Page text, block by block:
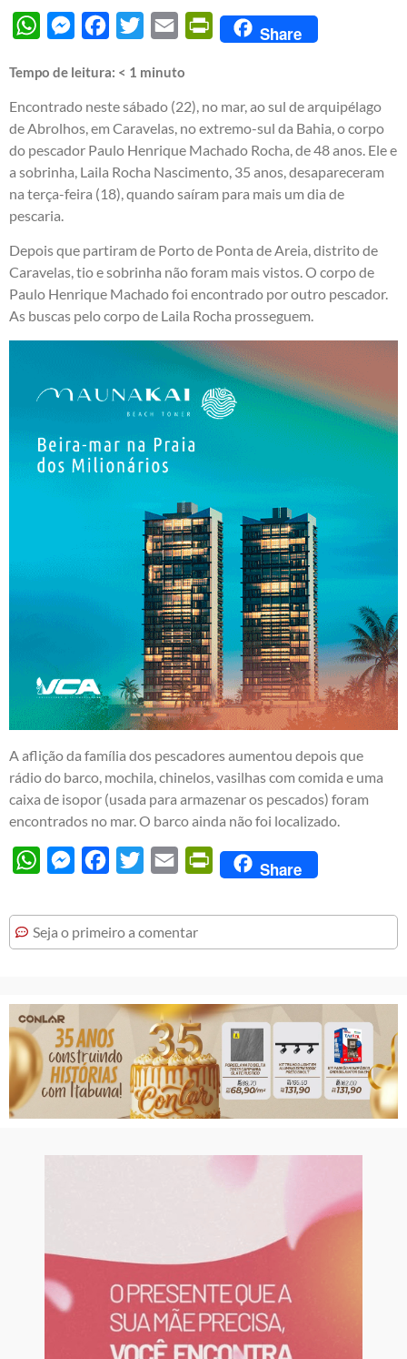
WhatsAppMessengerFacebook
Twitter Email PrintFriendly
Share
Tempo de leitura: < 1 minuto
Encontrado neste sábado (22), no mar, ao sul de arquipélago
de Abrolhos, em Caravelas, no extremo-sul da Bahia, o corpo
do pescador Paulo Henrique Machado Rocha, de 48 anos. Ele e
a sobrinha, Laila Rocha Nascimento, 35 anos, desapareceram
na terça-feira (18), quando saíram para mais um dia de
pescaria.
Depois que partiram de Porto de Ponta de Areia, distrito de
Caravelas, tio e sobrinha não foram mais vistos. O corpo de
Paulo Henrique Machado foi encontrado por outro pescador.
As buscas pelo corpo de Laila Rocha prosseguem.
A aflição da família dos pescadores aumentou depois que
rádio do barco, mochila, chinelos, vasilhas com comida e uma
caixa de isopor (usada para armazenar os pescados) foram
encontrados no mar. O barco ainda não foi localizado.
WhatsAppMessengerFacebook
Twitter Email PrintFriendly
Share
Seja o primeiro a comentar